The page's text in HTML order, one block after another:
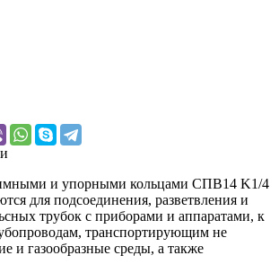
и упорными кольцами СПВ14 K1/4
для подсоединения, разветвления и
трубок с приборами и аппаратами, к
транспортирующим не
и газообразные среды, а также